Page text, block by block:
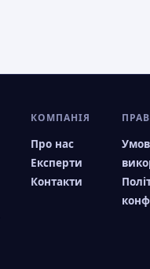
КОМПАНІЯ
Про нас
Експерти
Контакти